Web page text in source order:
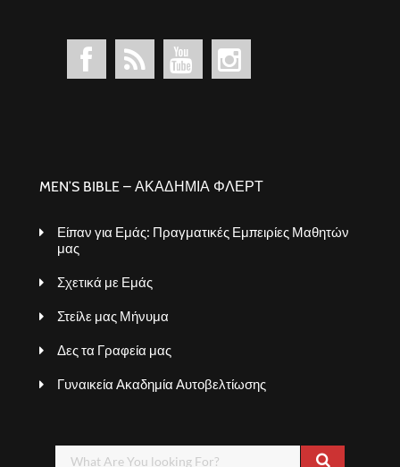
MEN’S BIBLE – ΑΚΑΔΗΜΙΑ ΦΛΕΡΤ
Είπαν για Εμάς: Πραγματικές Εμπειρίες Μαθητών
μας
Σχετικά με Εμάς
Στείλε μας Μήνυμα
Δες τα Γραφεία μας
Γυναικεία Ακαδημία Αυτοβελτίωσης